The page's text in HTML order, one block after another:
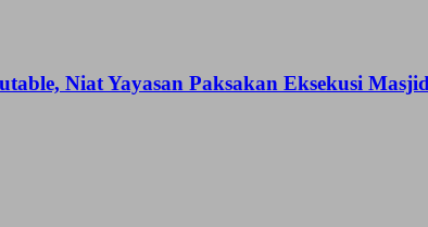
Niat Yayasan Paksakan Eksekusi